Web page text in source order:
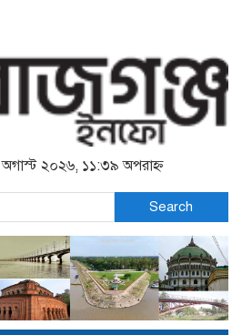
২০২৬, ১১:৩৯ অপরাহ্ন
Search